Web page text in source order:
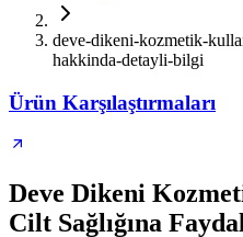
deve-dikeni-kozmetik-
hakkinda-detayli-bilgi
Ürün Karşılaştırmaları
Deve Dikeni
Cilt Sağlığına